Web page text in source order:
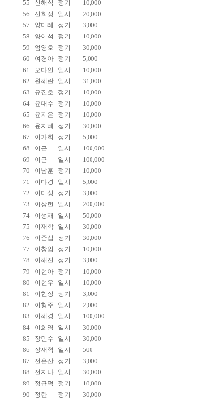
55 신해식 정기
10,000
56
신희정 일시
20,000
57
양미례 정기
3,000
58
양이석 정기
10,000
59
엄영호 정기
30,000
60
여경아 정기
5,000
61
오다인 일시
10,000
62
원혜란 일시
31,000
63
유진호 정기
10,000
64
윤대수 정기
10,000
65
윤지은 정기
10,000
66
윤지혜 정기
30,000
67
이가희 정기
5,000
68
이근 일시
100,000
69
이근 일시
100,000
70
이남훈 정기
10,000
71
이다경 일시
5,000
72
이미성 정기
3,000
73
이상헌 일시
200,000
74
이성재 일시
50,000
75
이재학 일시
30,000
76
이준섭 정기
30,000
77
이창임 정기
10,000
78
이해진 정기
3,000
79
이현아 정기
10,000
80
이현우 일시
10,000
81
이현정 정기
3,000
82
이형주 일시
2,000
83
이혜경 일시
100,000
84
이희영 일시
30,000
85
장민수 일시
30,000
86
장재혁 일시
500
87
전은산 정기
3,000
88
전지나 일시
30,000
89
정규덕 정기
10,000
90
정란 정기
30,000